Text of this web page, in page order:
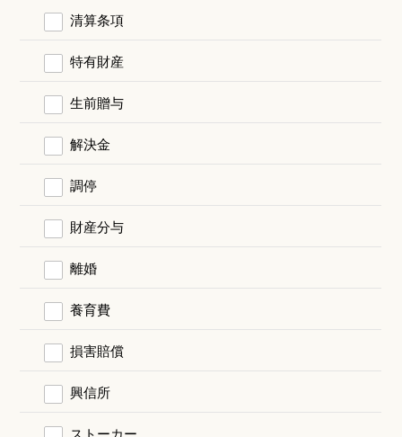
清算条項
特有財産
生前贈与
解決金
調停
財産分与
離婚
養育費
損害賠償
興信所
ストーカー